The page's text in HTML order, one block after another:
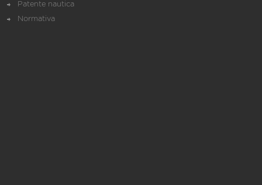
Patente nautica
Normativa